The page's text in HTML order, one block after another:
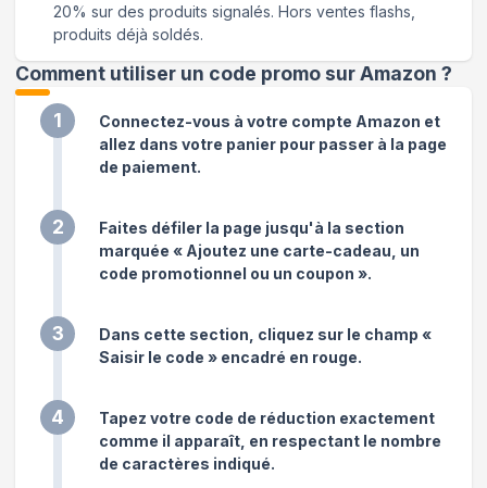
20% sur des produits signalés. Hors ventes flashs,
produits déjà soldés.
Comment utiliser un code promo sur Amazon ?
1
Connectez-vous à votre compte Amazon et
allez dans votre panier pour passer à la page
de paiement.
2
Faites défiler la page jusqu'à la section
marquée « Ajoutez une carte-cadeau, un
code promotionnel ou un coupon ».
3
Dans cette section, cliquez sur le champ «
Saisir le code » encadré en rouge.
4
Tapez votre code de réduction exactement
comme il apparaît, en respectant le nombre
de caractères indiqué.